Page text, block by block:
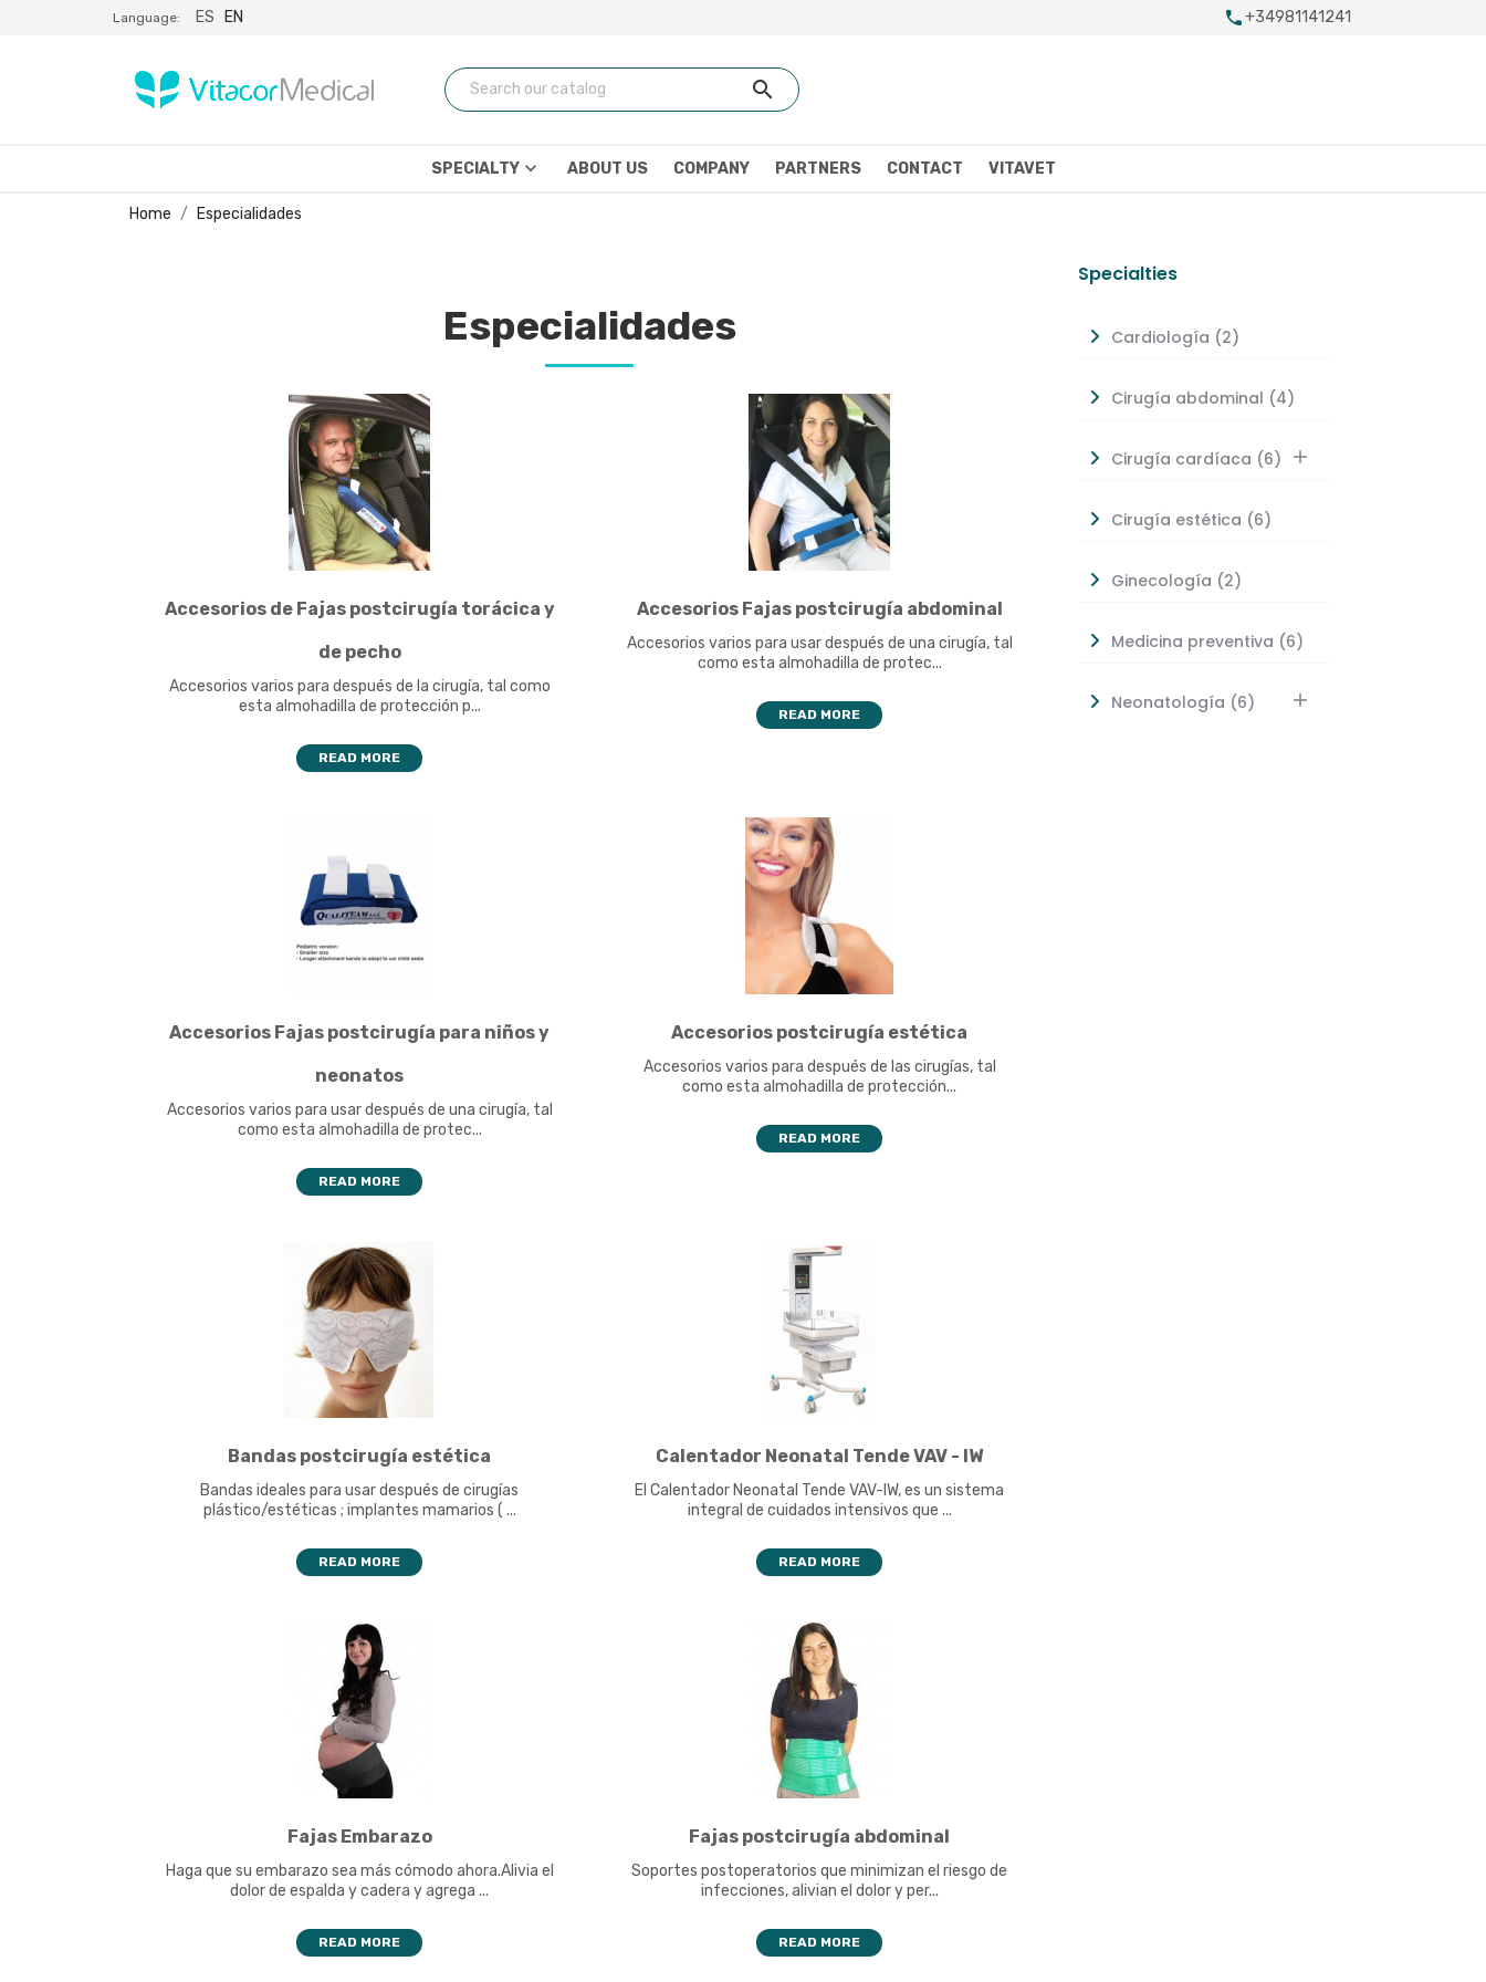
Language: ES EN +34981141241
search
keyboard_arrow_down
SPECIALTY ABOUT US COMPANY PARTNERS CONTACT VITAVET
Home Especialidades
Especialidades
Accesorios de Fajas postcirugía torácica y
de pecho
Accesorios varios para después de la cirugía, tal como
esta almohadilla de protección p...
READ MORE
Accesorios Fajas postcirugía abdominal
Accesorios varios para usar después de una cirugía, tal
como esta almohadilla de protec...
READ MORE
Accesorios Fajas postcirugía para niños y
neonatos
Accesorios varios para usar después de una cirugía, tal
como esta almohadilla de protec...
READ MORE
Accesorios postcirugía estética
Accesorios varios para después de las cirugías, tal
como esta almohadilla de protección...
READ MORE
Bandas postcirugía estética
Bandas ideales para usar después de cirugías
plástico/estéticas ; implantes mamarios ( ...
READ MORE
Calentador Neonatal Tende VAV - IW
El Calentador Neonatal Tende VAV-IW, es un sistema
integral de cuidados intensivos que ...
READ MORE
Fajas Embarazo
Haga que su embarazo sea más cómodo ahora.Alivia el
dolor de espalda y cadera y agrega ...
READ MORE
Fajas postcirugía abdominal
Soportes postoperatorios que minimizan el riesgo de
infecciones, alivian el dolor y per...
READ MORE
Specialties
Cardiología (2)
Cirugía abdominal (4)
Cirugía cardíaca (6) 
Cirugía estética (6)
Ginecología (2)
Medicina preventiva (6)
Neonatología (6) 